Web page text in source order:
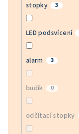
stopky 3
LED podsvícení
alarm 3
budík 0
odčítací stopky